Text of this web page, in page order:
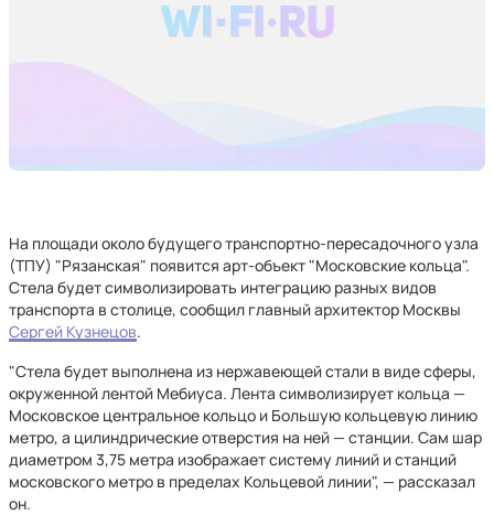
На площади около будущего транспортно-пересадочного узла
(ТПУ) "Рязанская" появится арт-объект "Московские кольца".
Стела будет символизировать интеграцию разных видов
транспорта в столице, сообщил главный архитектор Москвы
Сергей Кузнецов.
"Стела будет выполнена из нержавеющей стали в виде сферы,
окруженной лентой Мебиуса. Лента символизирует кольца —
Московское центральное кольцо и Большую кольцевую линию
метро, а цилиндрические отверстия на ней — станции. Сам шар
диаметром 3,75 метра изображает систему линий и станций
московского метро в пределах Кольцевой линии", — рассказал
он.